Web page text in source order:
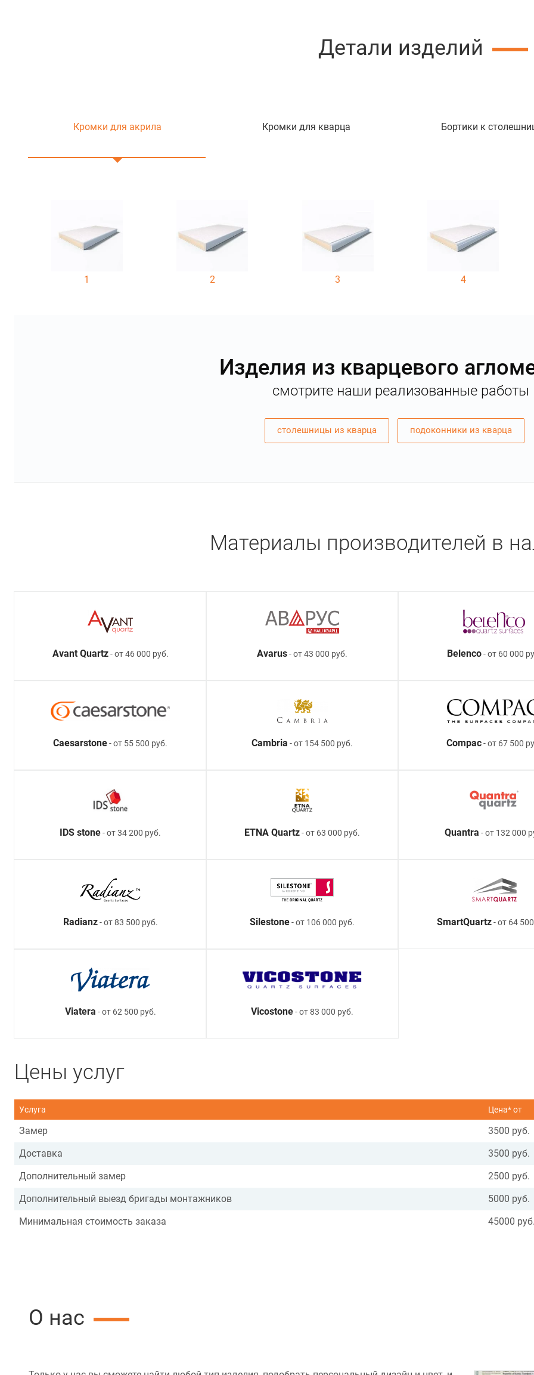
Детали изделий
Кромки для акрила Кромки для кварца Бортики к
1 2 3 4
Изделия из кварцевого
смотрите наши реализованные работы
столешницы из кварца подоконники из кварца
Материалы производителей в
Avant Quartz- от 46 000 руб. Avarus- от 43 000 руб. Belenco- от 60 000
Caesarstone- от 55 500 руб. Cambria - от 154 500 руб. Compac- от 67 500
IDS stone- от 34 200 руб. ETNA Quartz- от 63 000 руб. Quantra - от 132 000
Radianz- от 83 500 руб. Silestone- от 106 000 руб. SmartQuartz- от 64
Viatera - от 62 500 руб. Vicostone- от 83 000 руб.
Цены услуг
Услуга Цена* от
Замер 3500 руб.
Доставка
3500 руб.
Дополнительный замер
2500 руб.
Дополнительный выезд бригады монтажников
5000 руб.
Минимальная стоимость заказа
45000 руб.
О нас